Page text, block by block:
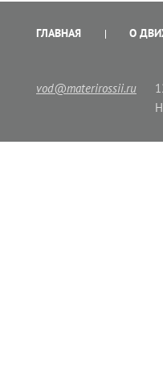
ГЛАВНАЯ О
vod@materirossii.ru